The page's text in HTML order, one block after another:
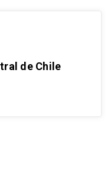
de Chile